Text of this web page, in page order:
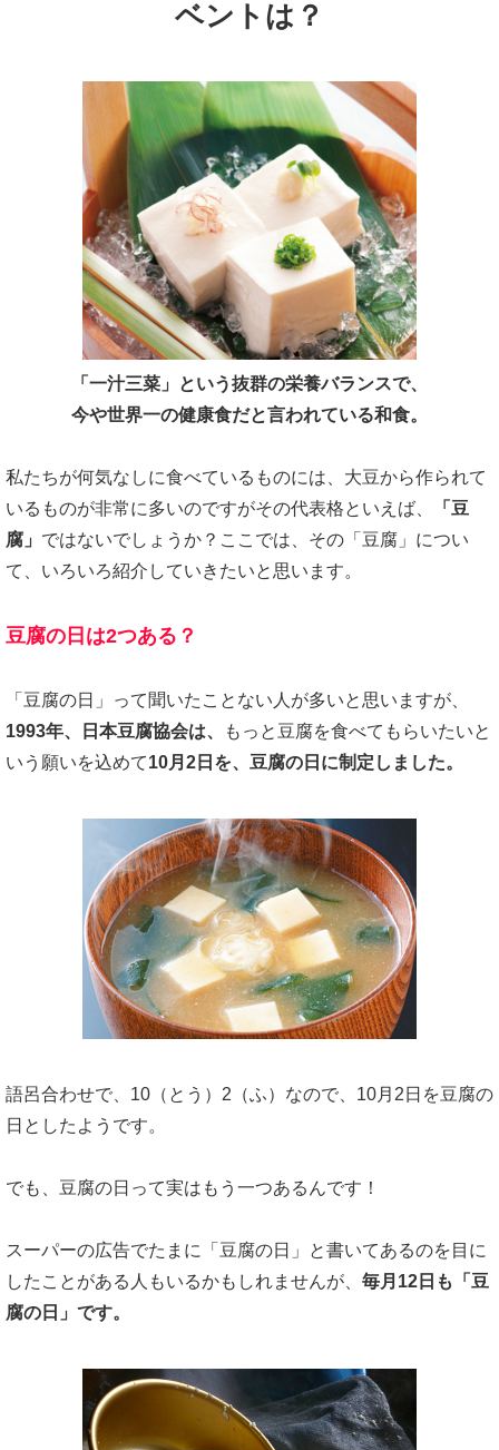
ベントは？
「一汁三菜」という抜群の栄養バランスで、
今や世界一の健康食だと言われている和食。
私たちが何気なしに食べているものには、大豆から作られて
いるものが非常に多いのですがその代表格といえば、
「豆
腐」 ではないでしょうか？ここでは、その「豆腐」につい
て、いろいろ紹介していきたいと思います。
豆腐の日は2つある？
「豆腐の日」って聞いたことない人が多いと思いますが、
1993年、日本豆腐協会は、
もっと豆腐を食べてもらいたいと
いう願いを込めて10月2日を、豆腐の日に制定しました。
語呂合わせで、10（とう）2（ふ）なので、10月2日を豆腐の
日としたようです。
でも、豆腐の日って実はもう一つあるんです！
スーパーの広告でたまに「豆腐の日」と書いてあるのを目に
したことがある人もいるかもしれませんが、 毎月12日も「豆
腐の日」です。